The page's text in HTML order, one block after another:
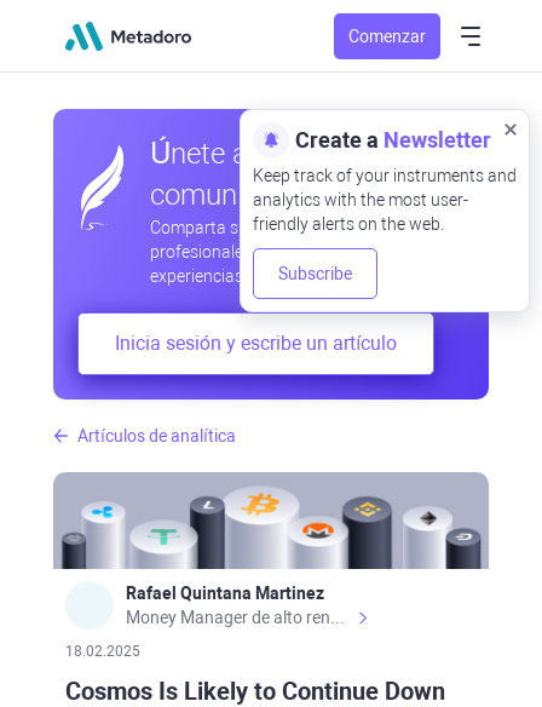
Comenzar
Artículos de analítica
Rafael Quintana Martinez
18.02.2025
Cosmos Is Likely to Continue Down
Únete a nuestra
comunidad
Comparta sus observaciones
profesionales y aficionadas, intercambie
experiencias, anticipe desarrollos
Inicia sesión y escribe un artículo
Create a Newsletter
Keep track of your instruments and
analytics with the most user-
friendly alerts on the web.
Subscribe